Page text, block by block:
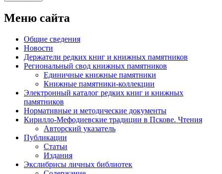
Меню сайта
Общие сведения
Новости
Держатели редких книг и книжных памятников
Региональный свод книжных памятников
Единичные книжные памятники
Книжные памятники-коллекции
Электронный каталог редких книг и книжных
памятников
Нормативные и методические документы
Кирилло-Мефодиевские традиции в Пскове. Чтения
Авторский указатель
Публикации
Статьи
Издания
Экслибрисы личных библиотек